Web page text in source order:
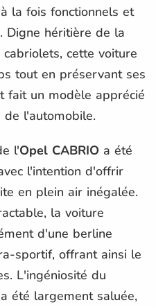
la fois fonctionnels et
Digne héritière de la
cette voiture
tout en préservant ses
fait un modèle apprécié
l'automobile.
l'Opel CABRIO a été
l'intention d'offrir
en plein air inégalée.
la voiture
d'une berline
sportif, offrant ainsi le
L'ingéniosité du
été largement saluée,